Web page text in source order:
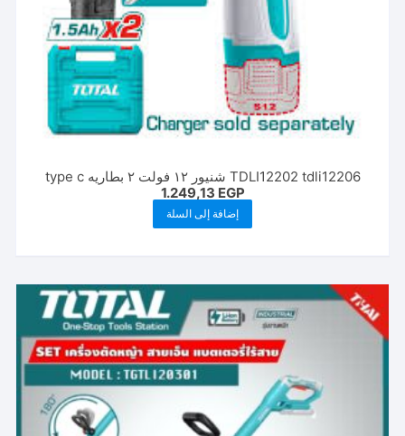
TDLI12202 tdli12206 شنيور ١٢ فولت ٢ بطاريه type c
1.249,13 EGP
إضافة إلى السلة